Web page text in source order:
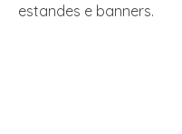
estandes e banners.